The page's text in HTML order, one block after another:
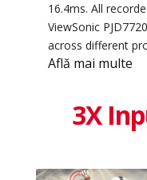
16.4ms. All
ViewSonic
across different
Află mai multe
3X